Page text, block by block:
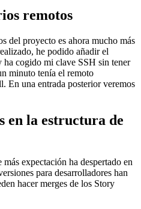
remotos
del proyecto es ahora mucho más
he podido añadir el
cogido mi clave SSH sin tener
minuto tenía el remoto
En una entrada posterior veremos
en la estructura de
expectación ha despertado en
para desarrolladores han
hacer merges de los Story